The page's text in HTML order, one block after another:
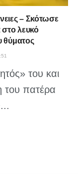
– Σκότωσε
στο λευκό
θύματος
του και
του πατέρα